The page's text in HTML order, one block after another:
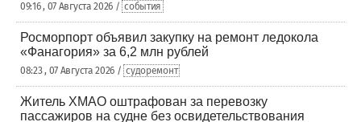
09:16 , 07 Августа 2026 / события
Росморпорт объявил закупку на ремонт ледокола
«Фанагория» за 6,2 млн рублей
08:23 , 07 Августа 2026 / судоремонт
Житель ХМАО оштрафован за перевозку
пассажиров на судне без освидетельствования